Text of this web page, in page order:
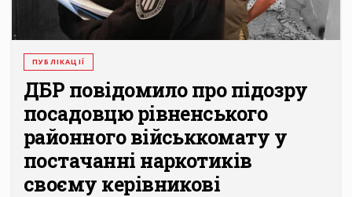
ПУБЛІКАЦІЇ
ДБР повідомило про підозру
посадовцю рівненського
районного військкомату у
постачанні наркотиків
своєму керівникові